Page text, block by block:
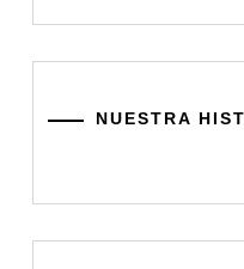
NUESTRA